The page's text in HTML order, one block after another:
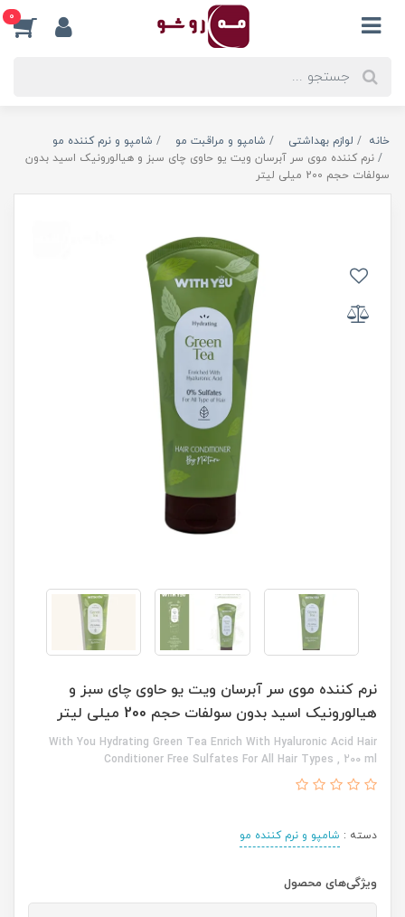
0
خانه لوازم بهداشتی شامپو و مراقبت مو
شامپو و نرم کننده مو
نرم کننده موی سر آبرسان ویت یو حاوی چای سبز و هیالورونیک اسید بدون
سولفات حجم 200 میلی لیتر
نرم کننده موی سر آبرسان ویت یو حاوی چای سبز و
هیالورونیک اسید بدون سولفات حجم 200 میلی لیتر
With You Hydrating Green Tea Enrich With Hyaluronic Acid Hair
Conditioner Free Sulfates For All Hair Types , 200 ml
دسته : شامپو و نرم کننده مو
ویژگی‌های محصول